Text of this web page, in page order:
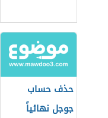
حذف حساب
جوجل نهائياً